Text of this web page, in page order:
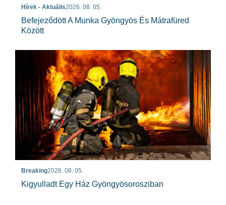
Hírek - Aktuális2026. 08. 05.
Befejeződött A Munka Gyöngyös És Mátrafüred
Között
Breaking2026. 08. 05.
Kigyulladt Egy Ház Gyöngyösorosziban